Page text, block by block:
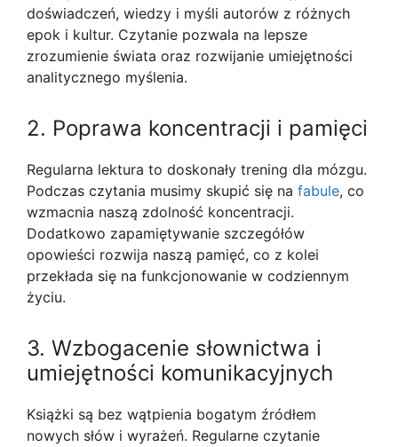
doświadczeń, wiedzy i myśli autorów z różnych
epok i kultur. Czytanie pozwala na lepsze
zrozumienie świata oraz rozwijanie umiejętności
analitycznego myślenia.
2. Poprawa koncentracji i pamięci
Regularna lektura to doskonały trening dla mózgu.
Podczas czytania musimy skupić się na fabule, co
wzmacnia naszą zdolność koncentracji.
Dodatkowo zapamiętywanie szczegółów
opowieści rozwija naszą pamięć, co z kolei
przekłada się na funkcjonowanie w codziennym
życiu.
3. Wzbogacenie słownictwa i
umiejętności komunikacyjnych
Książki są bez wątpienia bogatym źródłem
nowych słów i wyrażeń. Regularne czytanie